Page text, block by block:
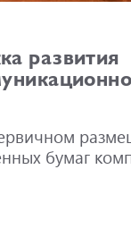
развития
бумаг